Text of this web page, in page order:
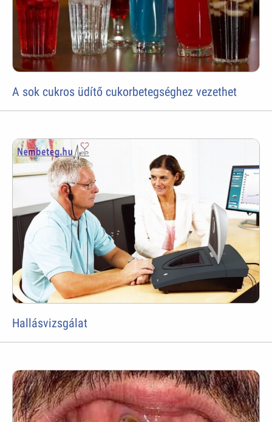
A sok cukros üdítő cukorbetegséghez vezethet
Hallásvizsgálat